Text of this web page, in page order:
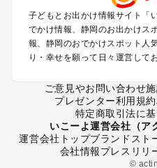
中伊豆・西伊豆・南伊豆のプー
静岡・清水のプールお出かけ
三島・沼津のプールお出かけ
掛川・磐田・袋井のプールお出
大井川・寸又峡・川根のプー
静岡の定番お出かけスポッ
静岡の遊園地
静岡の動物園
子どもとお出かけ情報サイト「
でかけ情報、静岡のお出かけス
報、静岡のおでかけスポット人
り・幸せを願って日々運営して
ご意見やお問い合わせ
プレゼンター利用規約
特定商取引法に
いこーよ運営会社（ア
運営会社トップブランドスト
会社情報プレスリリ
©